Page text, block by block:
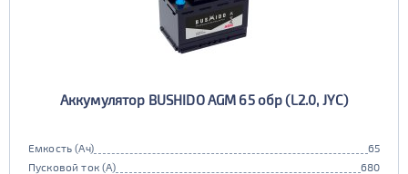
Аккумулятор BUSHIDO AGM 65 обр (L2.0, JYC)
Емкость (Ач)
65
Пусковой ток (А)
680